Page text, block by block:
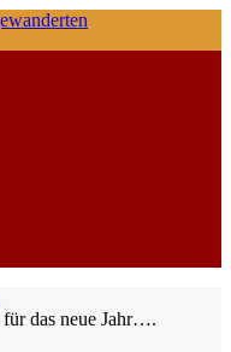
das neue Jahr….